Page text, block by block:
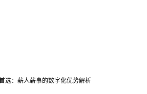
选：薪人薪事的数字化优势解析